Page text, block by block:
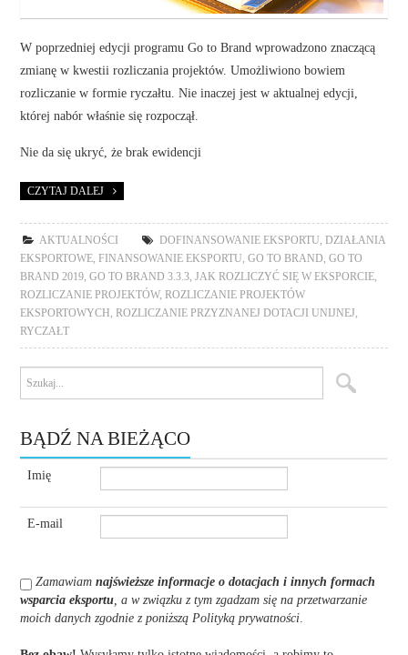
W poprzedniej edycji programu Go to Brand wprowadzono znaczącą
zmianę w kwestii rozliczania projektów. Umożliwiono bowiem
rozliczanie w formie ryczałtu. Nie inaczej jest w aktualnej edycji,
której nabór właśnie się rozpoczął.
Nie da się ukryć, że brak ewidencji
CZYTAJ DALEJ
AKTUALNOŚCI DOFINANSOWANIE EKSPORTU ,DZIAŁANIA
EKSPORTOWE ,FINANSOWANIE EKSPORTU ,GO TO BRAND ,GO TO
BRAND 2019 ,GO TO BRAND 3.3.3 ,JAK ROZLICZYĆ SIĘ W EKSPORCIE
ROZLICZANIE PROJEKTÓW,ROZLICZANIE PROJEKTÓW
EKSPORTOWYCH ,ROZLICZANIE PRZYZNANEJ DOTACJI UNIJNEJ
RYCZAŁT
BĄDŹ NA BIEŻĄCO
Imię
E-mail
Zamawiamnajświeższe informacje o dotacjach i innych formach
wsparcia eksportu , a w związku z tym zgadzam się na przetwarzanie
moich danych zgodnie z poniższą Polityką prywatności